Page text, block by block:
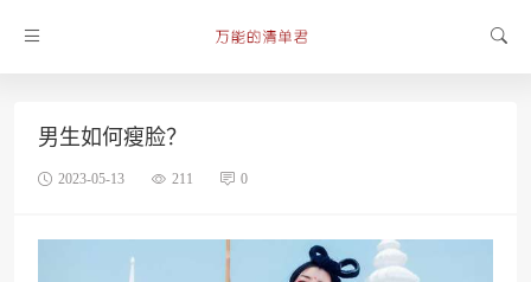
男生如何瘦脸？
2023-05-13 211 0